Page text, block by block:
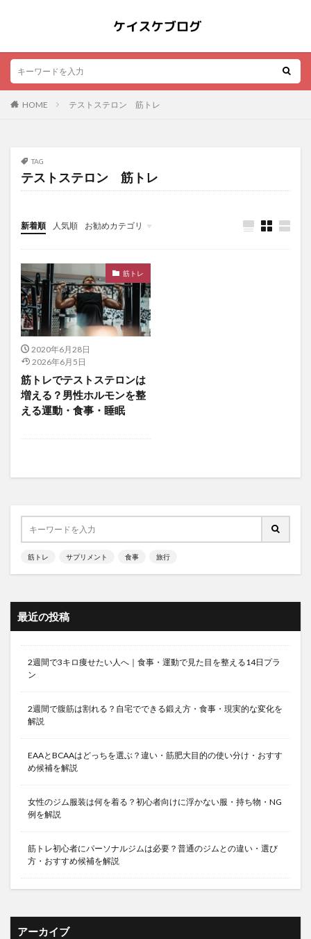
HOME テストステロン 筋トレ
TAG
テストステロン 筋トレ
新着順 人気順 お勧めカテゴリ
その他
筋トレ
2020年6月28日
2026年6月5日
筋トレでテストステロンは
増える？男性ホルモンを整
える運動・食事・睡眠
筋トレ サプリメント 食事 旅行
最近の投稿
2週間で3キロ痩せたい人へ｜食事・運動で見た目を整える14日プラ
ン
2週間で腹筋は割れる？自宅でできる鍛え方・食事・現実的な変化を
解説
EAAとBCAAはどっちを選ぶ？違い・筋肥大目的の使い分け・おすす
め候補を解説
女性のジム服装は何を着る？初心者向けに浮かない服・持ち物・NG
例を解説
筋トレ初心者にパーソナルジムは必要？普通のジムとの違い・選び
方・おすすめ候補を解説
アーカイブ